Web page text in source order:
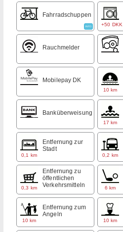
Fahrradschuppen
INFO +50 DKK
Rauchmelder
Mobilepay DK
10 km
Banküberweisung
17 km
0,1 km
Entfernung zur
Stadt
0,2 km
0,3 km
Entfernung zu
öffentlichen
Verkehrsmitteln
6 km
10 km
Entfernung zum
Angeln
10 km